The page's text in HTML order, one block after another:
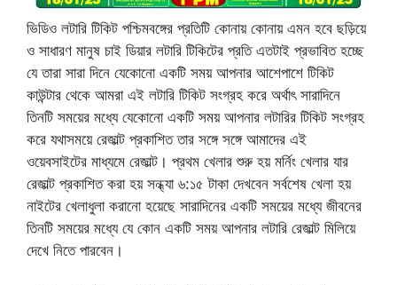
ভিডিও লটারি টিকিট পশ্চিমবঙ্গের প্রতিটি কোনায় কোনায় এমন হবে ছড়িয়ে
ও সাধারণ মানুষ চাই ডিয়ার লটারি টিকিটের প্রতি এতটাই প্রভাবিত হচ্ছে
যে তারা সারা দিনে যেকোনো একটি সময় আপনার আশেপাশে টিকিট
কাউন্টার থেকে আমরা এই লটারি টিকিট সংগ্রহ করে অর্থাৎ সারাদিনে
তিনটি সময়ের মধ্যে যেকোনো একটি সময় আপনার লটারির টিকিট সংগ্রহ
করে যথাসময়ে রেজাল্ট প্রকাশিত তার সঙ্গে সঙ্গে আমাদের এই
ওয়েবসাইটের মাধ্যমে রেজাল্ট। প্রথম খেলার শুরু হয় মর্নিং খেলার যার
রেজাল্ট প্রকাশিত করা হয় সন্ধ্যা ৬:১৫ টাকা দেখবেন সর্বশেষ খেলা হয়
নাইটের খেলাধুলা করানো হয়েছে সারাদিনের একটি সময়ের মধ্যে জীবনের
তিনটি সময়ের মধ্যে যে কোন একটি সময় আপনার লটারি রেজাল্ট মিলিয়ে
দেখে নিতে পারবেন।